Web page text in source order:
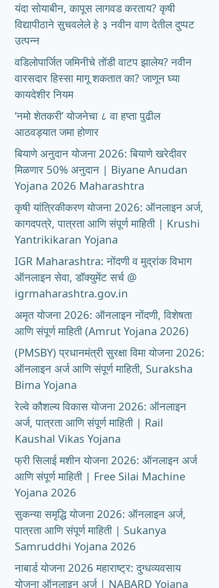
यंदा सोयाबीन, कापूस लागवड करताय? कृषी
विद्यापीठाने सुचवलेले हे ३ नवीन वाण देतील दुप्पट
उत्पन्न
वडिलोपार्जित जमिनीचे तोंडी वाटप झालेय? नवीन
वारसदार हिस्सा मागू शकतात का? जाणून घ्या
कायदेशीर नियम
‘नमो शेतकरी’ योजनेचा ८ वा हप्ता पुढील
आठवड्यात जमा होणार
बियाणे अनुदान योजना 2026: बियाणे खरेदीवर
मिळणार 50% अनुदान | Biyane Anudan
Yojana 2026 Maharashtra
कृषी यांत्रिकीकरण योजना 2026: ऑनलाइन अर्ज,
कागदपत्रे, पात्रता आणि संपूर्ण माहिती | Krushi
Yantrikikaran Yojana
IGR Maharashtra: नोंदणी व मुद्रांक विभाग
ऑनलाइन सेवा, डॉक्युमेंट सर्च @
igrmaharashtra.gov.in
अमृत योजना 2026: ऑनलाइन नोंदणी, विशेषता
आणि संपूर्ण माहिती (Amrut Yojana 2026)
(PMSBY) प्रधानमंत्री सुरक्षा विमा योजना 2026:
ऑनलाइन अर्ज आणि संपूर्ण माहिती, Suraksha
Bima Yojana
रेल्वे कौशल्य विकास योजना 2026: ऑनलाइन
अर्ज, पात्रता आणि संपूर्ण माहिती | Rail
Kaushal Vikas Yojana
फ्री सिलाई मशीन योजना 2026: ऑनलाइन अर्ज
आणि संपूर्ण माहिती | Free Silai Machine
Yojana 2026
सुकन्या समृद्धि योजना 2026: ऑनलाइन अर्ज,
पात्रता आणि संपूर्ण माहिती | Sukanya
Samruddhi Yojana 2026
नाबार्ड योजना 2026 महाराष्ट्र: दुग्धव्यवसाय
योजना ऑनलाइन अर्ज | NABARD Yojana